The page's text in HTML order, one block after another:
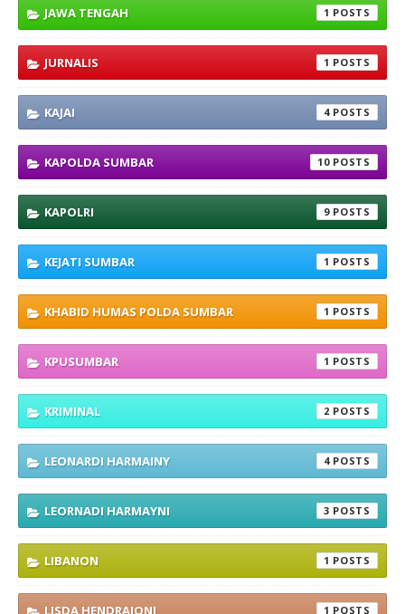
JAWA TENGAH 1
JURNALIS 1
KAJAI 4
KAPOLDA SUMBAR 10
KAPOLRI 9
KEJATI SUMBAR 1
KHABID HUMAS POLDA SUMBAR 1
KPUSUMBAR 1
KRIMINAL 2
LEONARDI HARMAINY 4
LEORNADI HARMAYNI 3
LIBANON 1
LISDA HENDRAJONI 1